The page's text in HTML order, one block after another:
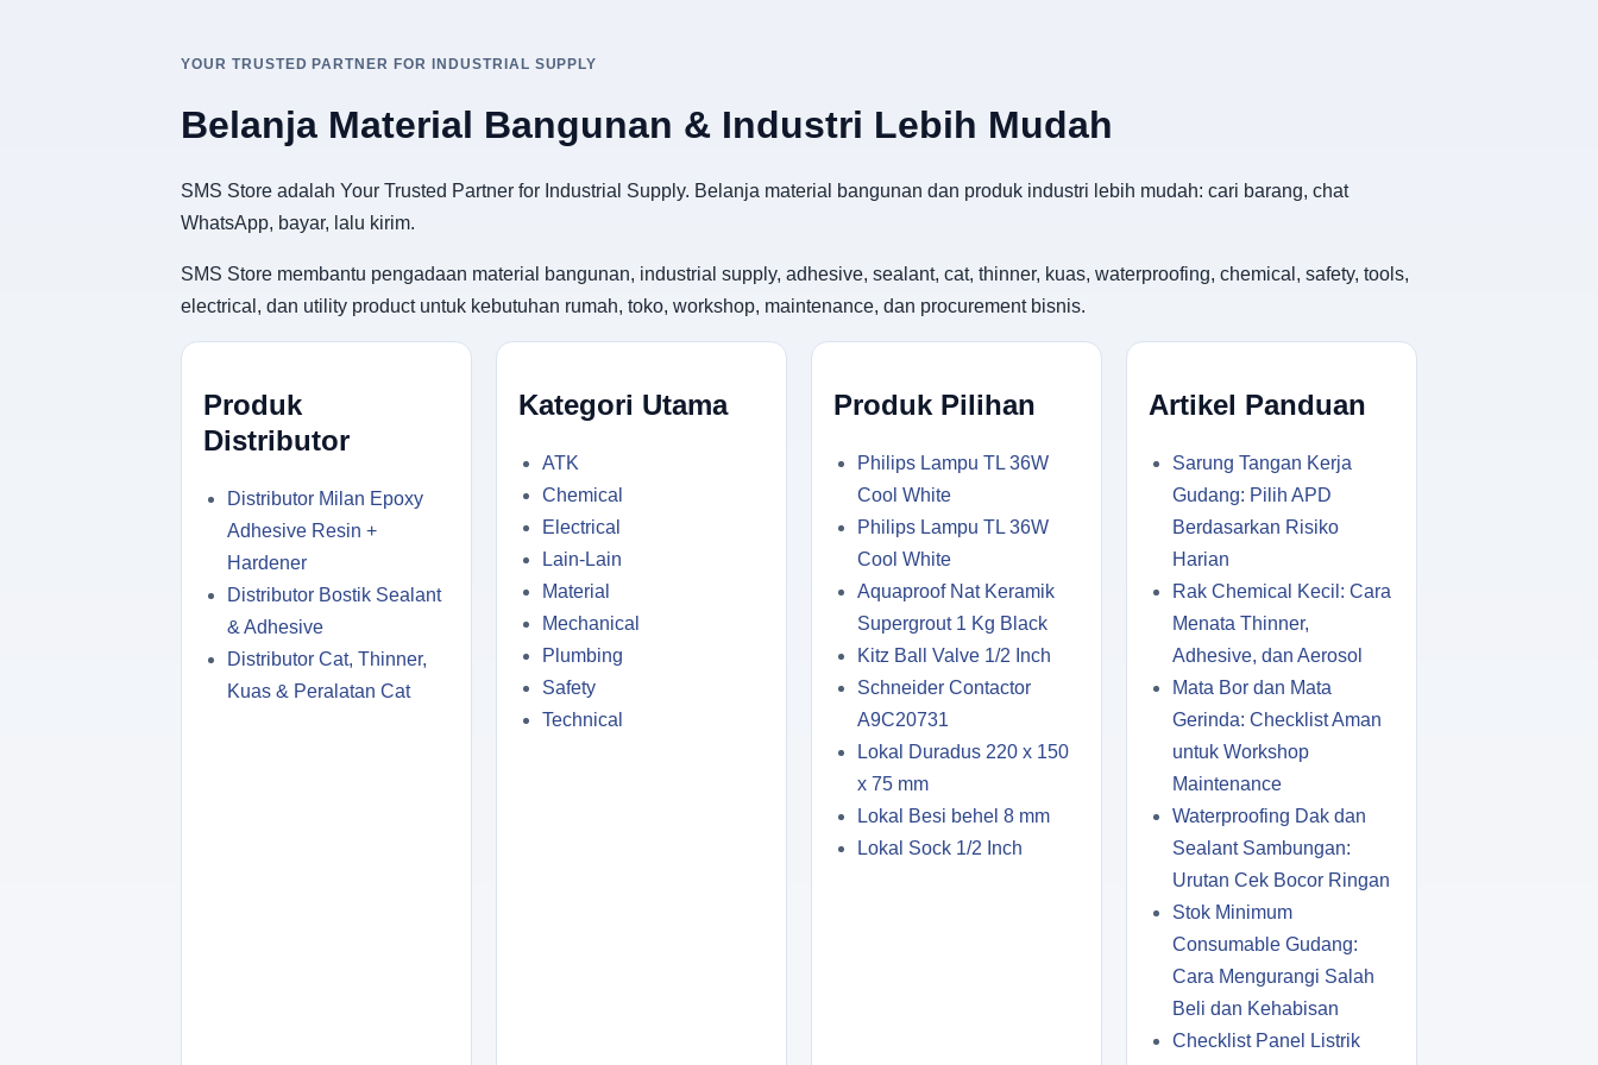
YOUR TRUSTED PARTNER FOR INDUSTRIAL SUPPLY
Belanja Material Bangunan & Industri Lebih Mudah
SMS Store adalah Your Trusted Partner for Industrial Supply. Belanja material bangunan dan produk industri lebih mudah: cari barang, chat
WhatsApp, bayar, lalu kirim.
SMS Store membantu pengadaan material bangunan, industrial supply, adhesive, sealant, cat, thinner, kuas, waterproofing, chemical, safety, tools,
electrical, dan utility product untuk kebutuhan rumah, toko, workshop, maintenance, dan procurement bisnis.
Produk
Distributor
Distributor Milan Epoxy
Adhesive Resin +
Hardener
Distributor Bostik Sealant
& Adhesive
Distributor Cat, Thinner,
Kuas & Peralatan Cat
Kategori Utama
ATK
Chemical
Electrical
Lain-Lain
Material
Mechanical
Plumbing
Safety
Technical
Produk Pilihan
Philips Lampu TL 36W
Cool White
Philips Lampu TL 36W
Cool White
Aquaproof Nat Keramik
Supergrout 1 Kg Black
Kitz Ball Valve 1/2 Inch
Schneider Contactor
A9C20731
Lokal Duradus 220 x 150
x 75 mm
Lokal Besi behel 8 mm
Lokal Sock 1/2 Inch
Artikel Panduan
Sarung Tangan Kerja
Gudang: Pilih APD
Berdasarkan Risiko
Harian
Rak Chemical Kecil: Cara
Menata Thinner,
Adhesive, dan Aerosol
Mata Bor dan Mata
Gerinda: Checklist Aman
untuk Workshop
Maintenance
Waterproofing Dak dan
Sealant Sambungan:
Urutan Cek Bocor Ringan
Stok Minimum
Consumable Gudang:
Cara Mengurangi Salah
Beli dan Kehabisan
Checklist Panel Listrik